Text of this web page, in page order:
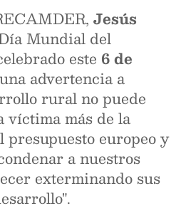
Jesús
Mundial del
este 6 de
advertencia a
rural no puede
víctima más de la
europeo y
a nuestros
exterminando sus